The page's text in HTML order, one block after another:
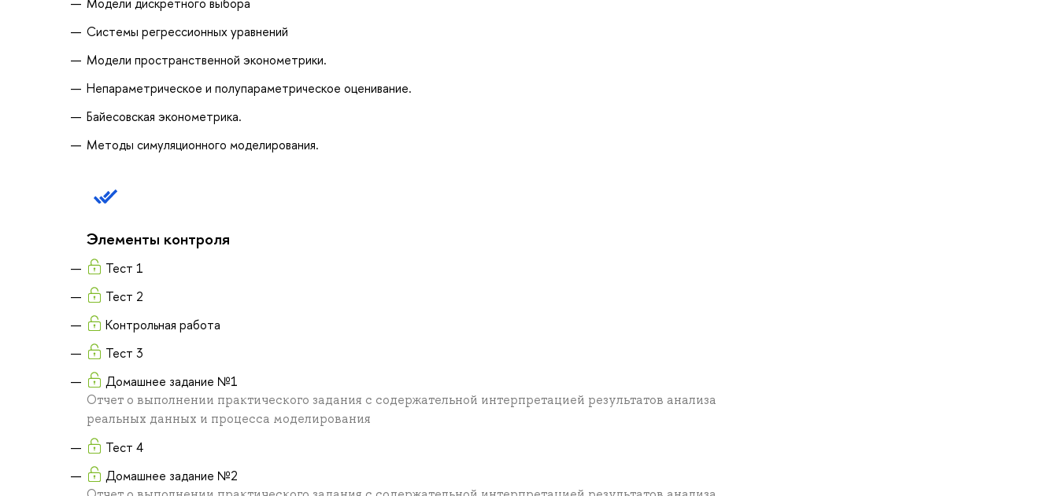
Модели дискретного выбора
Системы регрессионных уравнений
Модели пространственной эконометрики.
Непараметрическое и полупараметрическое оценивание.
Байесовская эконометрика.
Методы симуляционного моделирования.
Элементы контроля
Тест 1
Тест 2
Контрольная работа
Тест 3
Домашнее задание №1
Отчет о выполнении практического задания с содержательной интерпретацией результатов анализа
реальных данных и процесса моделирования
Тест 4
Домашнее задание №2